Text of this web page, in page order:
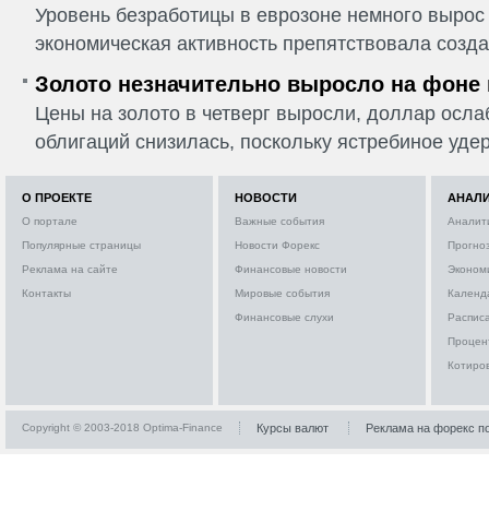
Уровень безработицы в еврозоне немного
экономическая активность препятствовала
Золото незначительно выросло на фоне
Цены на золото в четверг выросли, доллар
облигаций снизилась, поскольку ястребиное
О ПРОЕКТЕ
О портале
Популярные страницы
Реклама на сайте
Контакты
НОВОСТИ
Важные события
Новости Форекс
Финансовые новости
Мировые события
Финансовые слухи
Copyright © 2003-2018 Optima-Finance Курсы валют Реклама на форекс